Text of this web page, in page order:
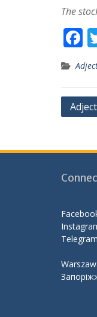
The
F
e
b
o
k
Post
Telegram